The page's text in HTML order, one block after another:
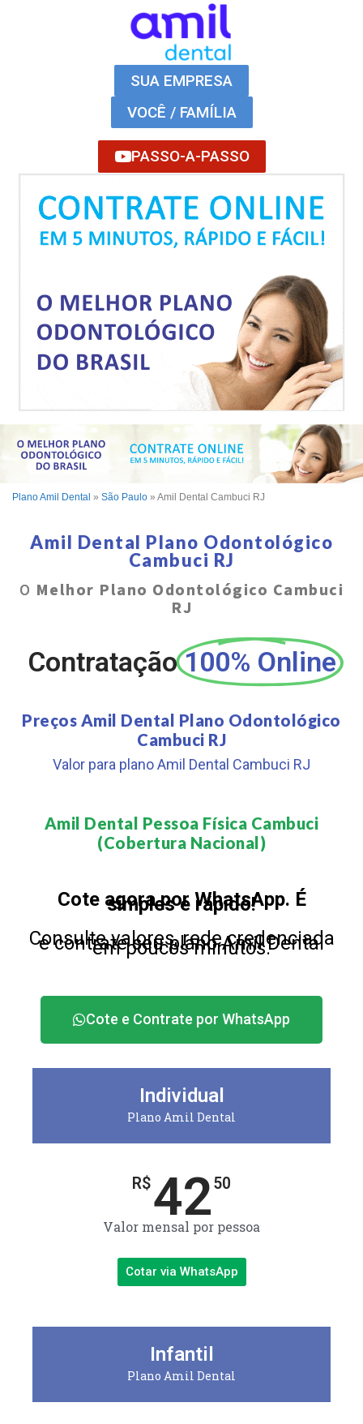
SUA EMPRESA
VOCÊ / FAMÍLIA
PASSO-A-PASSO
Plano Amil Dental » São Paulo » Amil Dental Cambuci RJ
Amil Dental Plano Odontológico
Cambuci RJ
O Melhor Plano Odontológico Cambuci
RJ
Contratação 100% Online
Preços Amil Dental Plano Odontológico
Cambuci RJ
Valor para plano Amil Dental Cambuci RJ
Amil Dental Pessoa Física Cambuci
(Cobertura Nacional)​
Cote agora por WhatsApp. É
simples e rápido!
Consulte valores, rede credenciada
e contrate seu plano Amil Dental
em poucos minutos.
Cote e Contrate por WhatsApp
Individual
Plano Amil Dental
R$4250
Valor mensal por pessoa
Cotar via WhatsApp
Infantil
Plano Amil Dental